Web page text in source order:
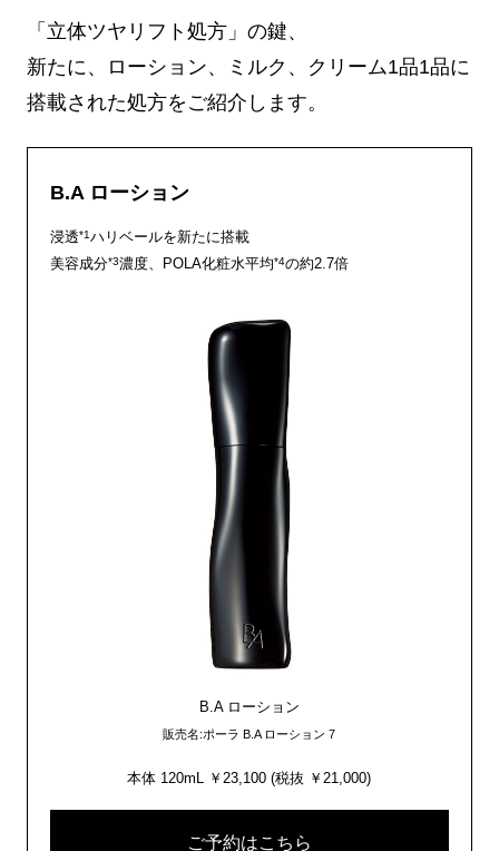
「立体ツヤリフト処方」の鍵、
新たに、ローション、ミルク、クリーム1品1品に
搭載された処方をご紹介します。
B.A ローション
浸透*1ハリベールを新たに搭載
美容成分*3濃度、POLA化粧水平均*4の約2.7倍
B.A ローション
販売名:ポーラ B.A ローション 7
本体 120mL ￥23,100 (税抜 ￥21,000)
ご予約はこちら